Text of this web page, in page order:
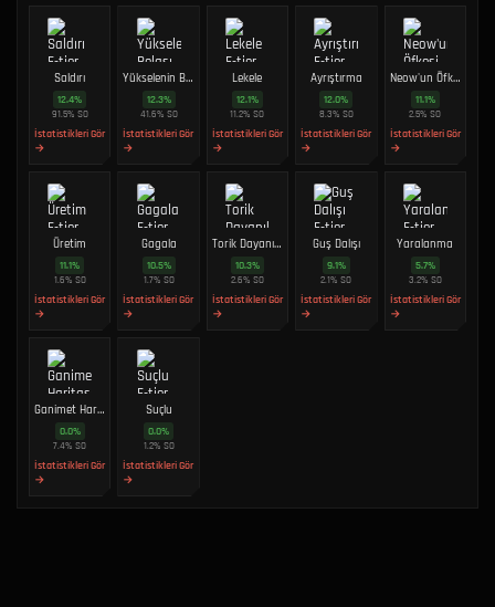
Saldırı
12.4%
91.5% SO
İstatistikleri Gör
→
Yükselenin Belası
12.3%
41.6% SO
İstatistikleri Gör
→
Lekele
12.1%
11.2%SO
İstatistikleri Gör
→
Ayrıştırma
12.0%
8.3% SO
İstatistikleri Gör
→
Neow'un Öfkesi
11.1%
2.5%SO
İstatistikleri Gör
→
Üretim
11.1%
1.6% SO
İstatistikleri Gör
→
Gagala
10.5%
1.7% SO
İstatistikleri Gör
→
Torik Dayanıklılık
10.3%
2.6% SO
İstatistikleri Gör
→
Guş Dalışı
9.1%
2.1%SO
İstatistikleri Gör
→
Yaralanma
5.7%
3.2% SO
İstatistikleri Gör
→
Ganimet Haritası
0.0%
7.4%SO
İstatistikleri Gör
→
Suçlu
0.0%
1.2% SO
İstatistikleri Gör
→